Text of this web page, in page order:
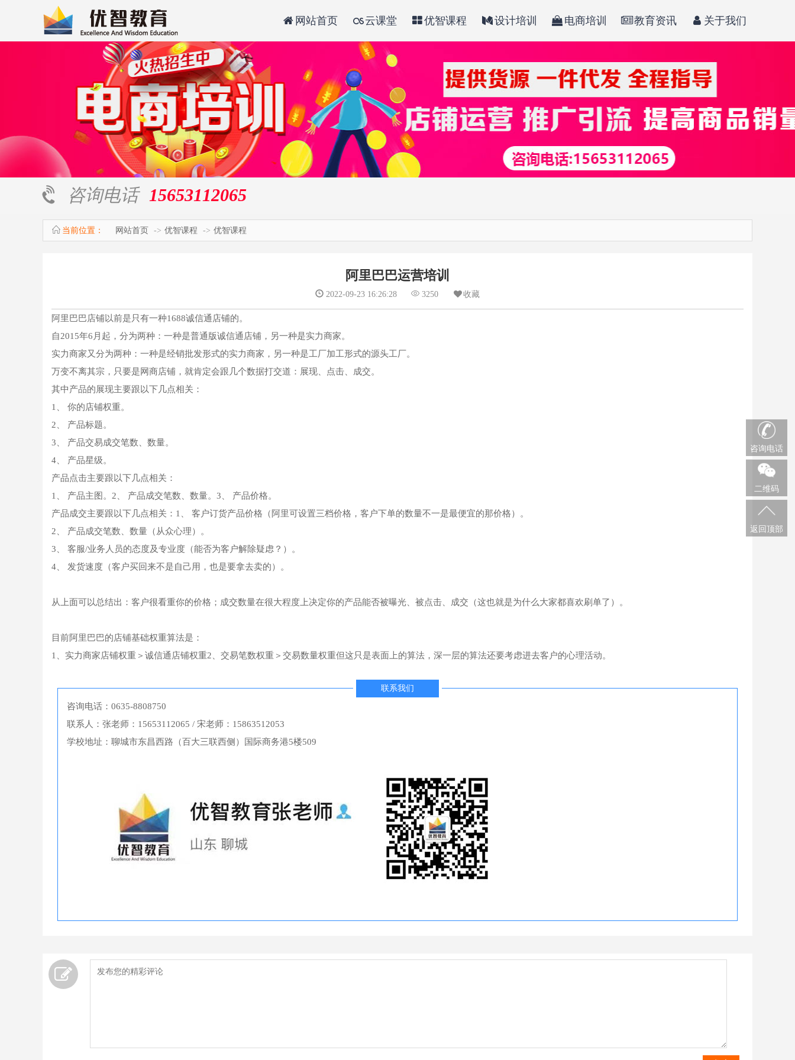
网站首页 云课堂 优智课程 设计培训 电商培训 教育资讯 关于我们
咨询电话 15653112065
当前位置： 网站首页 优智课程 优智课程
阿里巴巴运营培训
2022-09-23 16:26:28 3250 收藏
阿里巴巴店铺以前是只有一种1688诚信通店铺的。
自2015年6月起，分为两种：一种是普通版诚信通店铺，另一种是实力商家。
实力商家又分为两种：一种是经销批发形式的实力商家，另一种是工厂加工形式的源头工厂。
万变不离其宗，只要是网商店铺，就肯定会跟几个数据打交道：展现、点击、成交。
其中产品的展现主要跟以下几点相关：
1、 你的店铺权重。
2、 产品标题。
3、 产品交易成交笔数、数量。
4、 产品星级。
产品点击主要跟以下几点相关：
1、 产品主图。2、 产品成交笔数、数量。3、 产品价格。
产品成交主要跟以下几点相关：1、 客户订货产品价格（阿里可设置三档价格，客户下单的数量不一是最便宜的那价格）。
2、 产品成交笔数、数量（从众心理）。
3、 客服/业务人员的态度及专业度（能否为客户解除疑虑？）。
4、 发货速度（客户买回来不是自己用，也是要拿去卖的）。
从上面可以总结出：客户很看重你的价格；成交数量在很大程度上决定你的产品能否被曝光、被点击、成交（这也就是为什么大家都喜欢刷单了）。
目前阿里巴巴的店铺基础权重算法是：
1、实力商家店铺权重＞诚信通店铺权重2、交易笔数权重＞交易数量权重但这只是表面上的算法，深一层的算法还要考虑进去客户的心理活动。
联系我们
咨询电话：0635-8808750
联系人：张老师：15653112065 / 宋老师：15863512053
学校地址：聊城市东昌西路（百大三联西侧）国际商务港5楼509
咨询电话
二维码
返回顶部